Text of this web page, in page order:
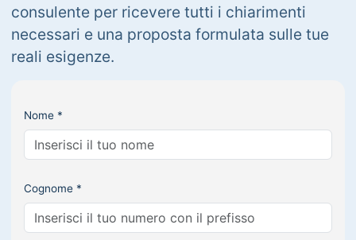
consulente per ricevere tutti i chiarimenti
necessari e una proposta formulata sulle tue
reali esigenze.
Nome *
Cognome *